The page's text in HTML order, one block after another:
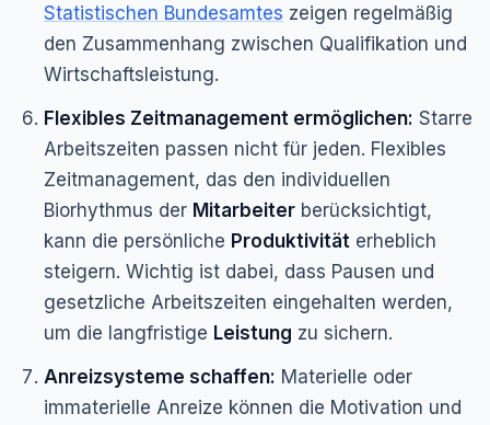
Statistischen Bundesamtes zeigen regelmäßig
den Zusammenhang zwischen Qualifikation und
Wirtschaftsleistung.
Flexibles Zeitmanagement ermöglichen: Starre
Arbeitszeiten passen nicht für jeden. Flexibles
Zeitmanagement, das den individuellen
Biorhythmus der Mitarbeiter berücksichtigt,
kann die persönliche Produktivität erheblich
steigern. Wichtig ist dabei, dass Pausen und
gesetzliche Arbeitszeiten eingehalten werden,
um die langfristige Leistung zu sichern.
Anreizsysteme schaffen: Materielle oder
immaterielle Anreize können die Motivation und